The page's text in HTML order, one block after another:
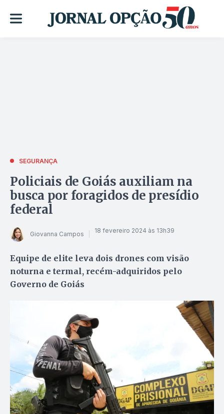
SEGURANÇA
Policiais de Goiás auxiliam na
busca por foragidos de presídio
federal
Giovanna Campos 18 fevereiro 2024 às 13h39
Equipe de elite leva dois drones com visão
noturna e termal, recém-adquiridos pelo
Governo de Goiás